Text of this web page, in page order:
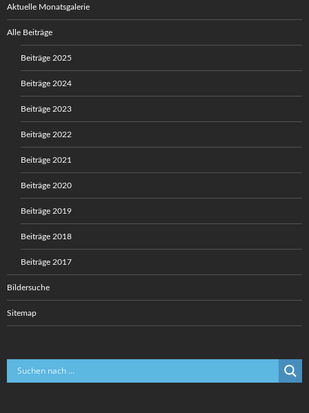
Aktuelle Monatsgalerie
Alle Beiträge
Beiträge 2025
Beiträge 2024
Beiträge 2023
Beiträge 2022
Beiträge 2021
Beiträge 2020
Beiträge 2019
Beiträge 2018
Beiträge 2017
Bildersuche
Sitemap